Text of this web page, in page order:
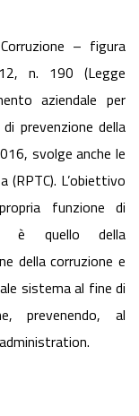
– figura
n. 190 (Legge
aziendale per
prevenzione della
svolge anche le
(RPTC). L’obiettivo
funzione di
è quello della
della corruzione e
sistema al fine di
prevenendo, al